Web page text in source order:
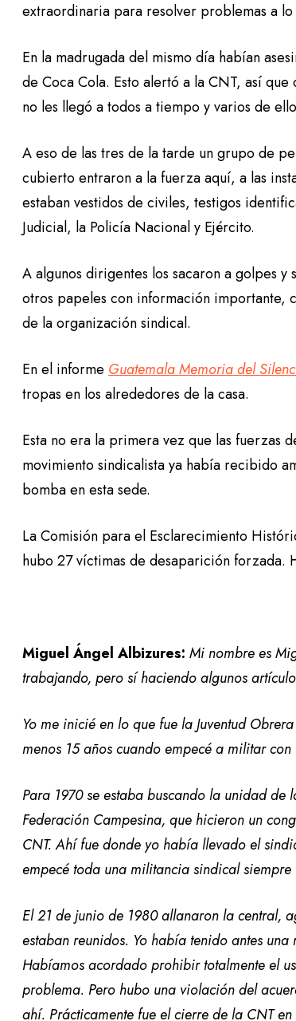
extraordinaria para resolver problemas a
En la madrugada del mismo día habían
de Coca Cola. Esto alertó a la CNT, así
no les llegó a todos a tiempo y varios de
A eso de las tres de la tarde un grupo de
cubierto entraron a la fuerza aquí, a las
estaban vestidos de civiles, testigos
Judicial, la Policía Nacional y Ejército.
A algunos dirigentes los sacaron a golpes
otros papeles con información importante,
de la organización sindical.
En el informe Guatemala Memoria del
tropas en los alrededores de la casa.
Esta no era la primera vez que las fuerzas
movimiento sindicalista ya había recibido
bomba en esta sede.
La Comisión para el Esclarecimiento
hubo 27 víctimas de desaparición forzada.
Miguel Ángel Albizures:Mi nombre es
trabajando, pero sí haciendo algunos
Yo me inicié en lo que fue la Juventud
menos 15 años cuando empecé a militar
Para 1970 se estaba buscando la unidad de
Federación Campesina, que hicieron un
CNT. Ahí fue donde yo había llevado el
empecé toda una militancia sindical
El 21 de junio de 1980 allanaron la central,
estaban reunidos. Yo había tenido antes
Habíamos acordado prohibir totalmente el
problema. Pero hubo una violación del
ahí. Prácticamente fue el cierre de la CNT